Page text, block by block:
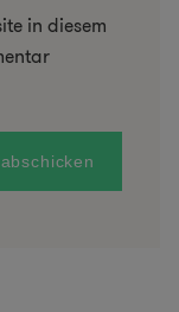
in diesem